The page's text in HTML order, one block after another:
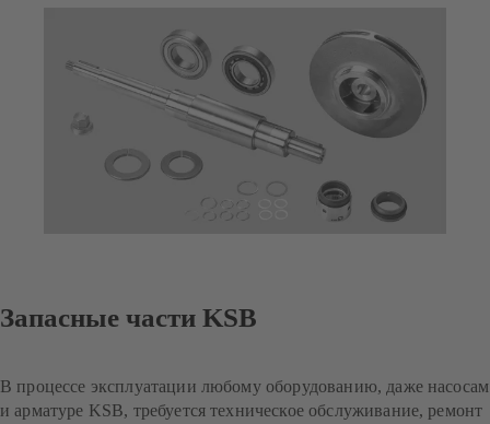
Запасные части KSB
В процессе эксплуатации любому оборудованию, даже насосам
и арматуре KSB, требуется техническое обслуживание, ремонт